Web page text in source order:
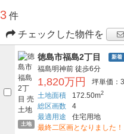
3 件
チェックした物件を
土地
徳島市福島2丁目 新着
福島明神前 徒歩6分
1,820万円
坪単価：
土地面積
172.50m2
総区画数
4
最適用途
住宅用地
最終二区画となりました